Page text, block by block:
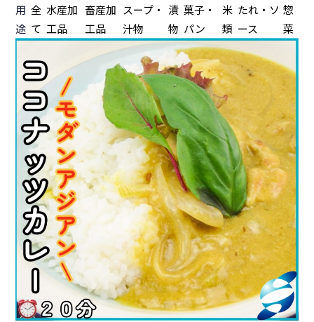
用
途
全
て
水産加
工品
畜産加
工品
スープ・
汁物
漬
物
菓子・
パン
米
類
たれ・ソ
ース
惣
菜